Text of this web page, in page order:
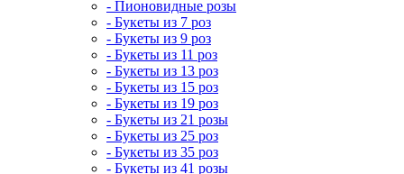
- Пионовидные розы
- Букеты из 7 роз
- Букеты из 9 роз
- Букеты из 11 роз
- Букеты из 13 роз
- Букеты из 15 роз
- Букеты из 19 роз
- Букеты из 21 розы
- Букеты из 25 роз
- Букеты из 35 роз
- Букеты из 41 розы